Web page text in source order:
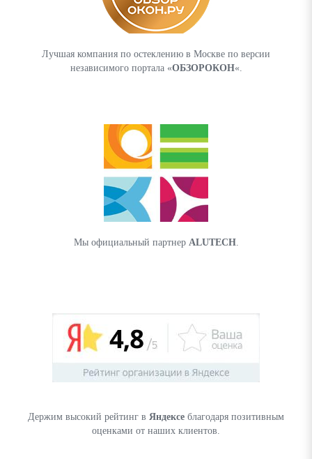
Лучшая компания по остеклению в Москве по версии
независимого портала «ОБЗОРОКОН«.
Мы официальный партнер ALUTECH.
Держим высокий рейтинг в Яндексе благодаря позитивным
оценками от наших клиентов.